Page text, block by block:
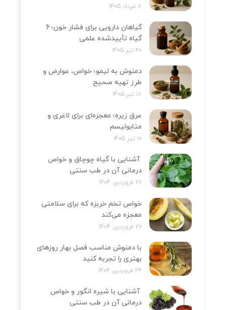
8 مرداد 1405
گیاهان دارویی برای فشار خون؛ 6
گیاه تأییدشده علمی
20 تیر 1405
دمنوش به لیمو؛ خواص، عوارض و
طرز تهیه صحیح
18 تیر 1405
عرق زیره؛ معجزه‌ای برای لاغری و
متابولیسم
10 تیر 1405
آشنایی با گیاه چوچاق و خواص
درمانی آن در طب سنتی
26 فروردین 1404
خواص تخم خربزه که برای سلامتی
معجزه می‌کند
26 فروردین 1404
با دمنوش مناسب فصل بهار روزهای
بهتری را تجربه کنید
24 فروردین 1404
آشنایی با شیره انگور و خواص
درمانی آن در طب سنتی